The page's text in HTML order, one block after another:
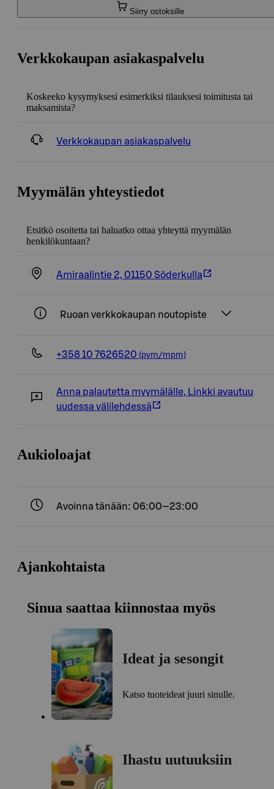
Siirry ostoksille
Verkkokaupan asiakaspalvelu
Koskeeko kysymyksesi esimerkiksi tilauksesi toimitusta tai
maksamista?
Verkkokaupan asiakaspalvelu
Myymälän yhteystiedot
Etsitkö osoitetta tai haluatko ottaa yhteyttä myymälän
henkilökuntaan?
Amiraalintie 2, 01150 Söderkulla
Ruoan verkkokaupan noutopiste
+358 10 7626520 (pvm/mpm)
Anna palautetta myymälälle, Linkki avautuu
uudessa välilehdessä
Aukioloajat
Avoinna tänään: 06:00—23:00
Ajankohtaista
Sinua saattaa kiinnostaa myös
Ideat ja sesongit
Katso tuoteideat juuri sinulle.
Ihastu uutuuksiin